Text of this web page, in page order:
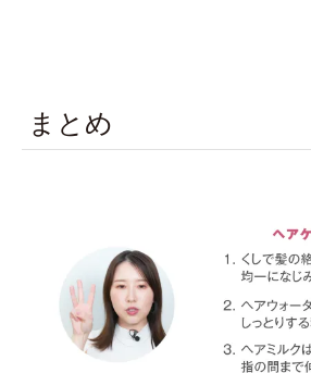
まとめ